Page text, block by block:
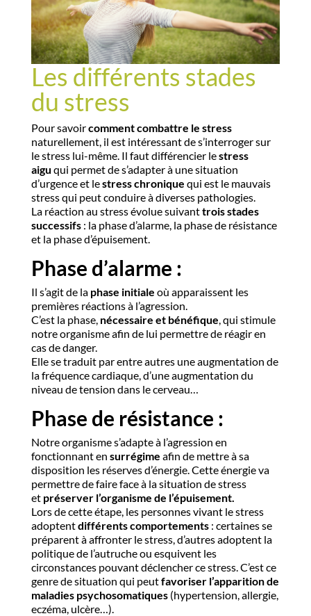
Les différents stades
du stress
Pour savoircomment combattre le stress
naturellement, il est intéressant de s’interroger sur
le stress lui-même. Il faut différencier lestress
aigu qui permet de s’adapter à une situation
d’urgence et lestress chronique qui est le mauvais
stress qui peut conduire à diverses pathologies.
La réaction au stress évolue suivanttrois stades
successifs: la phase d’alarme, la phase de résistance
et la phase d’épuisement.
Phase d’alarme :
Il s’agit de laphase initiale où apparaissent les
premières réactions à l’agression.
C’est la phase, nécessaire et bénéfique, qui stimule
notre organisme afin de lui permettre de réagir en
cas de danger.
Elle se traduit par entre autres une augmentation de
la fréquence cardiaque, d’une augmentation du
niveau de tension dans le cerveau…
Phase de résistance :
Notre organisme s’adapte à l’agression en
fonctionnant en surrégime afin de mettre à sa
disposition les réserves d’énergie. Cette énergie va
permettre de faire face à la situation de stress
et préserver l’organisme de l’épuisement.
Lors de cette étape, les personnes vivant le stress
adoptentdifférents comportements: certaines se
préparent à affronter le stress, d’autres adoptent la
politique de l’autruche ou esquivent les
circonstances pouvant déclencher ce stress. C’est ce
genre de situation qui peutfavoriser l’apparition de
maladies psychosomatiques(hypertension, allergie,
eczéma, ulcère…).